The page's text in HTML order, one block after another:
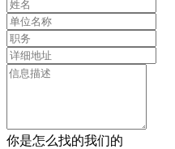
你是怎么找的我们的